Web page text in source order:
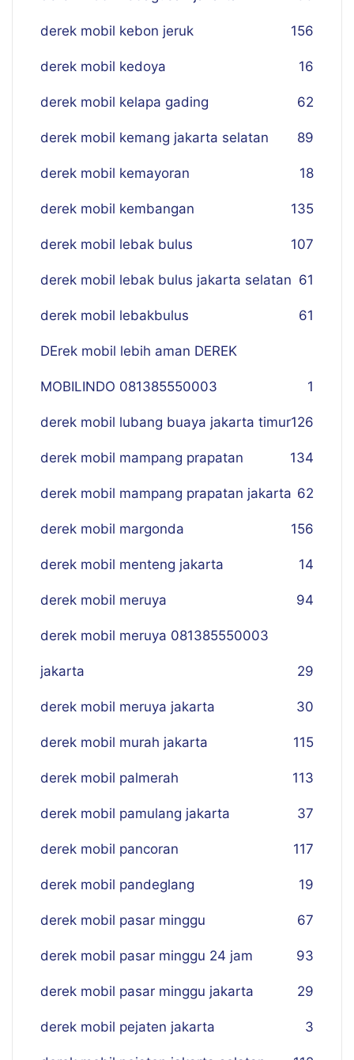
derek mobil kebon jeruk 156
derek mobil kedoya 16
derek mobil kelapa gading 62
derek mobil kemang jakarta selatan 89
derek mobil kemayoran 18
derek mobil kembangan 135
derek mobil lebak bulus 107
derek mobil lebak bulus jakarta selatan 61
derek mobil lebakbulus 61
DErek mobil lebih aman DEREK
MOBILINDO 081385550003 1
derek mobil lubang buaya jakarta timur126
derek mobil mampang prapatan 134
derek mobil mampang prapatan jakarta 62
derek mobil margonda 156
derek mobil menteng jakarta 14
derek mobil meruya 94
derek mobil meruya 081385550003
jakarta 29
derek mobil meruya jakarta 30
derek mobil murah jakarta 115
derek mobil palmerah 113
derek mobil pamulang jakarta 37
derek mobil pancoran 117
derek mobil pandeglang 19
derek mobil pasar minggu 67
derek mobil pasar minggu 24 jam 93
derek mobil pasar minggu jakarta 29
derek mobil pejaten jakarta 3